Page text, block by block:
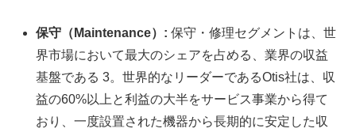
保守（Maintenance）: 保守・修理セグメントは、世
界市場において最大のシェアを占める、業界の収益
基盤である 3。世界的なリーダーであるOtis社は、収
益の60%以上と利益の大半をサービス事業から得て
おり、一度設置された機器から長期的に安定した収